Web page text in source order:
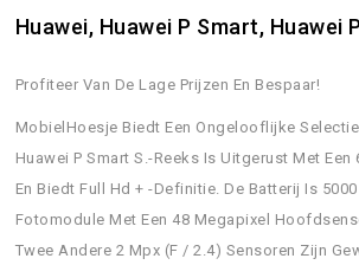
Huawei, Huawei P Smart, Huawei
Profiteer Van De Lage Prijzen En Bespaar!
MobielHoesje Biedt Een Ongelooflijke
Huawei P Smart S.-Reeks Is Uitgerust Met
En Biedt Full Hd + -Definitie. De Batterij Is
Fotomodule Met Een 48 Megapixel
Twee Andere 2 Mpx (F / 2.4) Sensoren Zijn